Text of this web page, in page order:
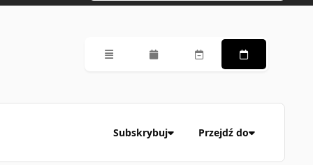
Przegląd MiesięcznyTygodniowyCodzienny
Subskrybuj Przejdź do